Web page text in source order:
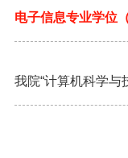
电子信息专业学位
2026年申请考核制
我院“计算机科学与
批省级优秀基层教